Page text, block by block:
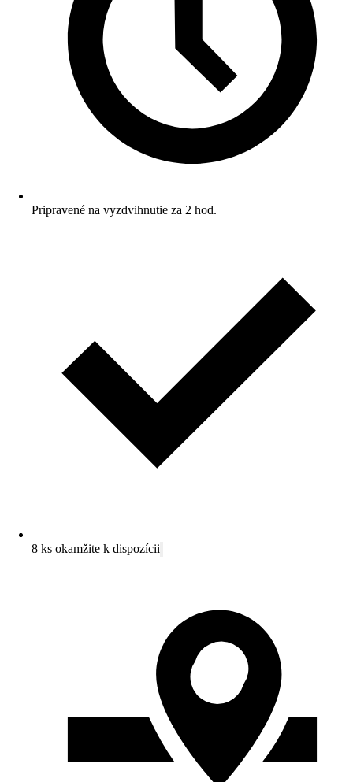
Pripravené na vyzdvihnutie za 2 hod.
8 ks okamžite k dispozícii